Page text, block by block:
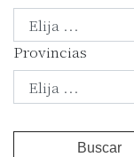
Provincias
Buscar